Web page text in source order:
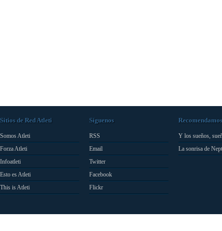
Sitios de Red Atleti
Somos Atleti
Forza Atleti
Infoatleti
Esto es Atleti
This is Atleti
Síguenos
RSS
Email
Twitter
Facebook
Flickr
Recomendamos
Y los sueños,
La sonrisa de